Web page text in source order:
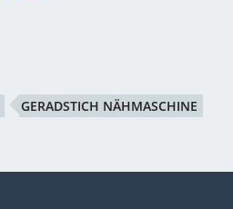
GERADSTICH NÄHMASCHINE